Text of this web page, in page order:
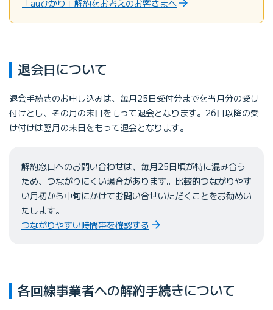
「auひかり」解約をお考えのお客さまへ
退会日について
退会手続きのお申し込みは、毎月25日受付分までを当月分の受け
付けとし、その月の末日をもって退会となります。26日以降の受
け付けは翌月の末日をもって退会となります。
解約窓口へのお問い合わせは、毎月25日頃が特に混み合う
ため、つながりにくい場合があります。比較的つながりやす
い月初から中旬にかけてお問い合せいただくことをお勧めい
たします。
つながりやすい時間帯を確認する
各回線事業者への解約手続きについて